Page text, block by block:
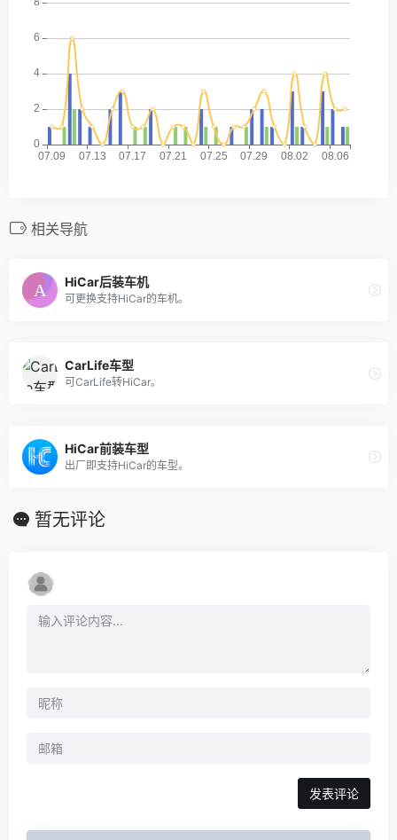
相关导航
HiCar后装车机
可更换支持HiCar的车机。
CarLife车型
可CarLife转HiCar。
HiCar前装车型
出厂即支持HiCar的车型。
暂无评论
发表评论